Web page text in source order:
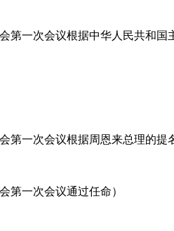
第一次会议根据中华人民共和国
第一次会议根据周恩来总理的提
第一次会议通过任命）